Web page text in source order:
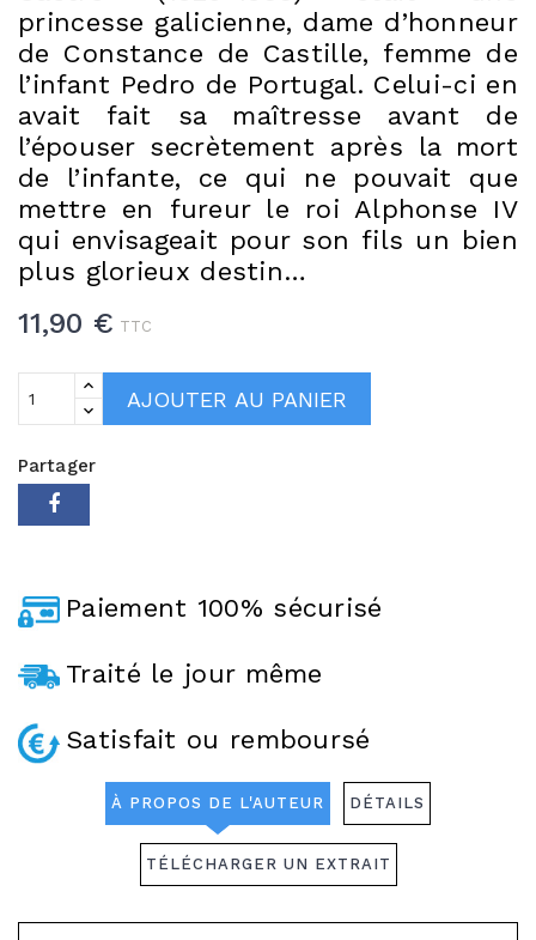
princesse galicienne, dame d’honneur
de Constance de Castille, femme de
l’infant Pedro de Portugal. Celui-ci en
avait fait sa maîtresse avant de
l’épouser secrètement après la mort
de l’infante, ce qui ne pouvait que
mettre en fureur le roi Alphonse IV
qui envisageait pour son fils un bien
plus glorieux destin…
11,90 € TTC
AJOUTER AU PANIER
Partager
Paiement 100% sécurisé
Traité le jour même
Satisfait ou remboursé
À PROPOS DE L'AUTEUR DÉTAILS
TÉLÉCHARGER UN EXTRAIT